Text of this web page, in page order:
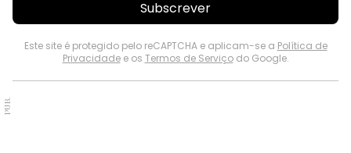
Subscrever
Este site é protegido pelo reCAPTCHA e aplicam-se a Política de
Privacidadee os Termos de Serviçodo Google.
PUB.